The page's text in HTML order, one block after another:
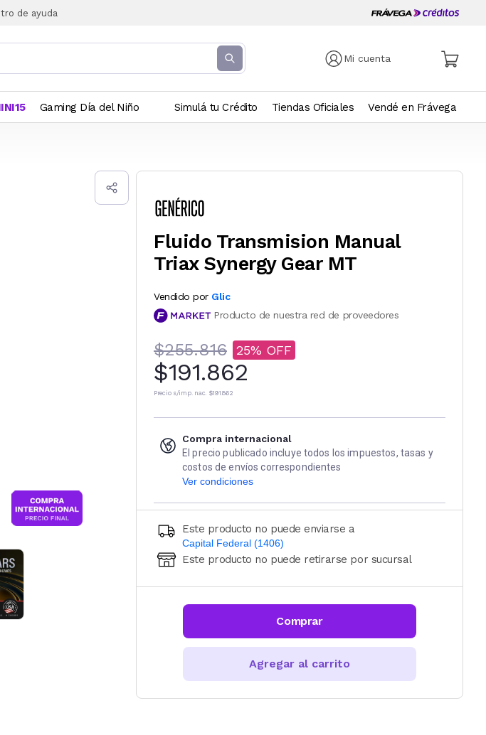
de ayuda
Mi cuenta
Gaming Día del Niño Simulá tu Crédito Tiendas Oficiales Vendé en Frávega
Fluido Transmision Manual
Triax Synergy Gear MT
Vendido por Glic
Producto de nuestra red de proveedores
$255.816 25
$191.862
Precio s/imp. nac. $191.862
Compra internacional
El precio publicado incluye todos los impuestos, tasas y
costos de envíos correspondientes
Ver condiciones
Este producto no puede enviarse a
Capital Federal (1406)
Ingresá código postal (sólo números)
CALCULAR
Este producto no puede retirarse por sucursal
Comprar
Agregar al carrito